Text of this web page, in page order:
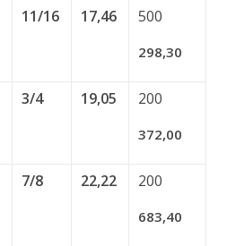
11/16 17,46 500
298,30
3/4 19,05 200
372,00
7/8 22,22 200
683,40